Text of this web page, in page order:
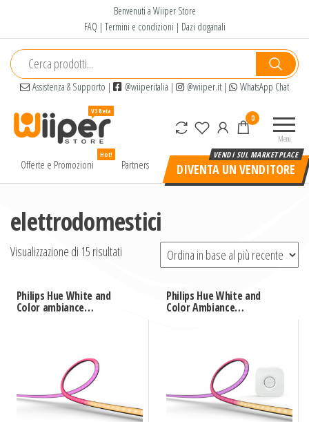
contenuto
Benvenuti a Wiiper Store
FAQ | Termini e condizioni | Dazi doganali
Assistenza & Supporto | @wiiperitalia | @wiiper.it| WhatsApp Chat
alta
prezzo
Menu
0
Offerte e Promozioni
Hot!
Partners DIVENTA UN VENDITORE
elettrodomestici
Visualizzazione di 15 risultati
Philips Hue White and
Color ambiance
Philips Hue White and
Color Ambiance